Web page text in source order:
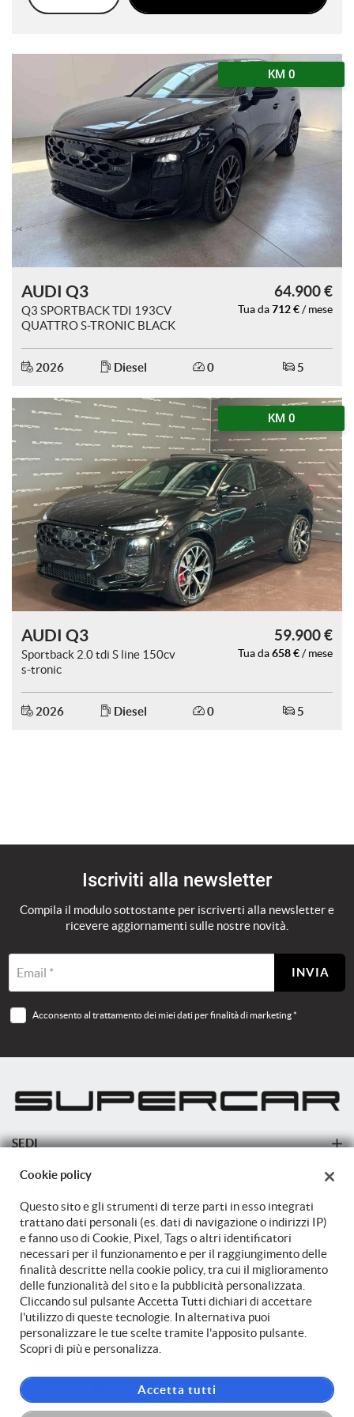
KM 0
AUDI Q3
Q3 SPORTBACK TDI 193CV
QUATTRO S-TRONIC BLACK
64.900 €
Tua da 712 € / mese
2026 Diesel 0 5
KM 0
AUDI Q3
Sportback 2.0 tdi S line 150cv
s-tronic
59.900 €
Tua da 658 € / mese
2026 Diesel 0 5
Iscriviti alla newsletter
Compila il modulo sottostante per iscriverti alla newsletter e
ricevere aggiornamenti sulle nostre novità.
Email * INVIA
Acconsento al trattamento dei miei dati per finalità di marketing *
SEDI
Azienda
TORNA IN CIMA
Copyright © 2026 Autostore Srl - P.IVA 04099540264 -Leggi
l'informativa sulla privacy-Cookie Policy
Sito creato da:
Cookie policy
Questo sito e gli strumenti di terze parti in esso integrati
trattano dati personali (es. dati di navigazione o indirizzi IP)
e fanno uso di Cookie, Pixel, Tags o altri identificatori
necessari per il funzionamento e per il raggiungimento delle
finalità descritte nella cookie policy, tra cui il miglioramento
delle funzionalità del sito e la pubblicità personalizzata.
Cliccando sul pulsante Accetta Tutti dichiari di accettare
l'utilizzo di queste tecnologie. In alternativa puoi
personalizzare le tue scelte tramite l'apposito pulsante.
Scopri di più e personalizza.
Accetta tutti
questi
cookie
policy.
Puoi
rivedere
modificare
scelte
in
qualsiasi
momento.
Cookie necessari
Cookie delle preferenze
Cookie per il miglioramento dell'esperienza utente
Cookie analitici
Cookie di marketing
Leggi
la
cookie